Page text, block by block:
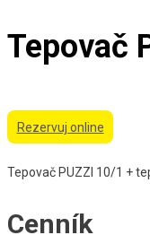
Tepovač
Rezervuj online
Tepovač PUZZI 10/1 +
Cenník